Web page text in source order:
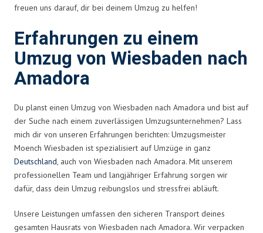
freuen uns darauf, dir bei deinem Umzug zu helfen!
Erfahrungen zu einem
Umzug von Wiesbaden nach
Amadora
Du planst einen Umzug von Wiesbaden nach Amadora und bist auf
der Suche nach einem zuverlässigen Umzugsunternehmen? Lass
mich dir von unseren Erfahrungen berichten: Umzugsmeister
Moench Wiesbaden ist spezialisiert auf Umzüge in ganz
Deutschland, auch von Wiesbaden nach Amadora. Mit unserem
professionellen Team und langjähriger Erfahrung sorgen wir
dafür, dass dein Umzug reibungslos und stressfrei abläuft.
Unsere Leistungen umfassen den sicheren Transport deines
gesamten Hausrats von Wiesbaden nach Amadora. Wir verpacken